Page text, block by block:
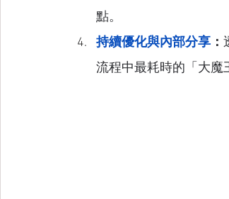
點。
持續優化與內部分享 ：
流程中最耗時的「大魔